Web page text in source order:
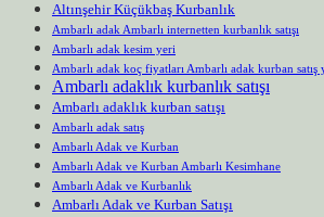
Altınşehir Küçükbaş Kurbanlık
Ambarlı adak Ambarlı internetten kurbanlık satışı
Ambarlı adak kesim yeri
Ambarlı adak koç fiyatları Ambarlı adak kurban satış
Ambarlı adaklık kurbanlık satışı
Ambarlı adaklık kurban satışı
Ambarlı adak satış
Ambarlı Adak ve Kurban
Ambarlı Adak ve Kurban Ambarlı Kesimhane
Ambarlı Adak ve Kurbanlık
Ambarlı Adak ve Kurban Satışı